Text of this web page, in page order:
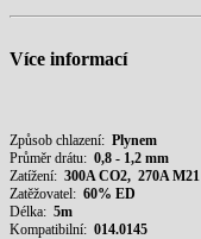
Více informací
Způsob chlazení: Plynem
Průměr drátu: 0,8 - 1,2 mm
Zatížení: 300A CO2, 270A M21
Zatěžovatel: 60% ED
Délka: 5m
Kompatibilní: 014.0145